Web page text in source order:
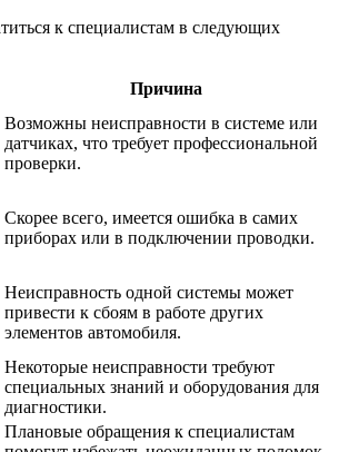
к специалистам в следующих
Причина
Возможны неисправности в системе или
датчиках, что требует профессиональной
проверки.
Скорее всего, имеется ошибка в самих
приборах или в подключении проводки.
Неисправность одной системы может
привести к сбоям в работе других
элементов автомобиля.
Некоторые неисправности требуют
специальных знаний и оборудования для
диагностики.
Плановые обращения к специалистам